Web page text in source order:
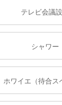
テレビ会議
シャワー
ホワイエ（待合ス